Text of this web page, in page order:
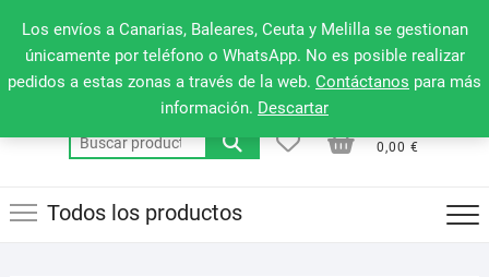
Los envíos a Canarias, Baleares, Ceuta y Melilla se gestionan
únicamente por teléfono o WhatsApp. No es posible realizar
pedidos a estas zonas a través de la web. Contáctanos para más
información. Descartar
contenido
660 079 911
de
la
Buscar
por:
0,00 €
Todos los productos